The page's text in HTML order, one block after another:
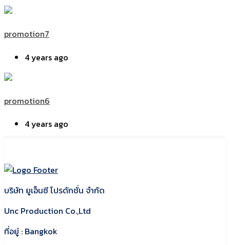
promotion7
4 years ago
promotion6
4 years ago
บริษัท ยูเอ็นซี โปรดักชั่น จำกัด
Unc Production Co.,Ltd
ที่อยู่ : Bangkok